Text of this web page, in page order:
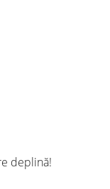
deplină!